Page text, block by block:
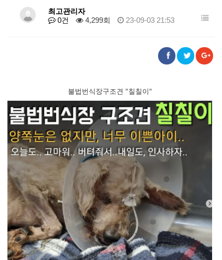
최고관리자
0건
4,299회 23-09-03 21:53
불법번식장구조견 "칠칠이"